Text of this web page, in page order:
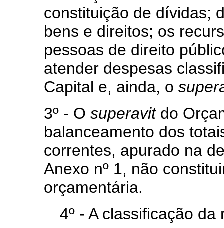
constituição de dívidas;
bens e direitos; os
pessoas de direito
atender despesas
Capital e, ainda, o
3º - O superavit do
balanceamento dos
correntes, apurado na
Anexo nº 1, não
orçamentária.
4º - A classificação da